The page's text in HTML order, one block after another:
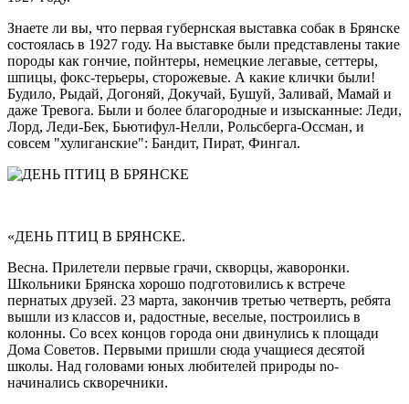
Знаете ли вы, что первая губернская выставка собак в Брянске
состоялась в 1927 году. На выставке были представлены такие
породы как гончие, пойнтеры, немецкие легавые, сеттеры,
шпицы, фокс-терьеры, сторожевые. А какие клички были!
Будило, Рыдай, Догоняй, Докучай, Бушуй, Заливай, Мамай и
даже Тревога. Были и более благородные и изысканные: Леди,
Лорд, Леди-Бек, Бьютифул-Нелли, Рольсберга-Оссман, и
совсем "хулиганские": Бандит, Пират, Фингал.
«ДЕНЬ ПТИЦ В БРЯНСКЕ.
Весна. Прилетели первые грачи, скворцы, жаворонки.
Школьники Брянска хорошо подготовились к встрече
пернатых друзей. 23 марта, закончив третью четверть, ребята
вышли из классов и, радостные, веселые, построились в
колонны. Со всех концов города они двинулись к площади
Дома Советов. Первыми пришли сюда учащиеся десятой
школы. Над головами юных любителей природы no-
начинались скворечники.